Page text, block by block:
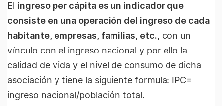
El ingreso per cápita es un indicador que
consiste en una operación del ingreso de cada
habitante, empresas, familias, etc., con un
vínculo con el ingreso nacional y por ello la
calidad de vida y el nivel de consumo de dicha
asociación y tiene la siguiente formula: IPC=
ingreso nacional/población total.